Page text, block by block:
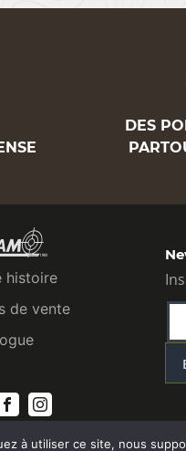
DES
histoire
de vente
à utiliser ce site, nous